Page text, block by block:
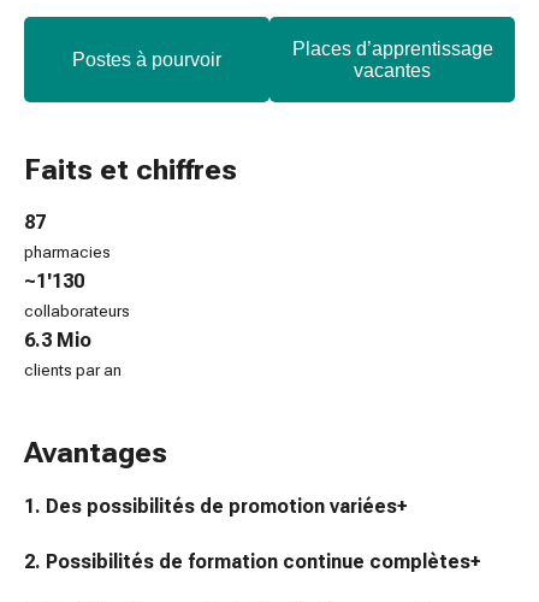
Rhume
Soins
des
plaies
des
de
Gazes
de
Postes à pourvoir
Places d’apprentissage
vacantes
Faits et chiffres
87
pharmacies
~1'130
collaborateurs
6.3 Mio
clients par an
Avantages
1. Des possibilités de promotion variées+
2. Possibilités de formation continue complètes+